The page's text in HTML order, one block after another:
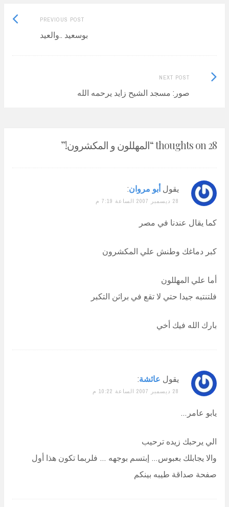
PREVIOUS POST
Previous
بوسعيد ..والعيد
NEXT POST
صور: مسجد الشيح زايد يرحمه الله
Next
Post:
28 thoughts on “ المهللون و المكشرون!”
يقول أبو مروان:
28 ديسمبر 2007 الساعة 7:19 م
كما يقال عندنا في مصر
كبر دماغك وطنش علي المكشرون
أما علي المهللون
فلتنتبه جيدا حتي لا تقع في براثن التكبر
بارك الله فيك أخي
يقول عائشة:
28 ديسمبر 2007 الساعة 10:22 م
يابو عامر…
الي يرحبك زيده ترحيب
والا يجابلك بعبوس… إبتسم بوجهه … فلربما تكون هذا أول
صفحة صداقة طيبه بينكم